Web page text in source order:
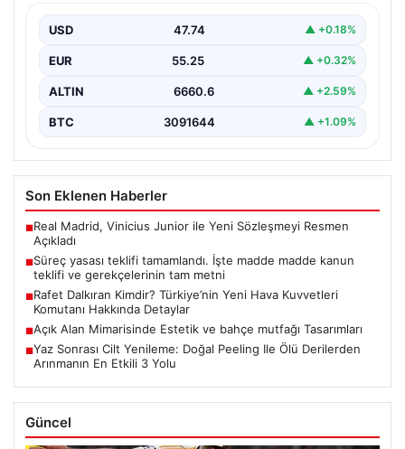
USD 47.74 ▲ +0.18%
EUR 55.25 ▲ +0.32%
ALTIN 6660.6 ▲ +2.59%
BTC 3091644 ▲ +1.09%
Son Eklenen Haberler
■Real Madrid, Vinicius Junior ile Yeni Sözleşmeyi Resmen
Açıkladı
■Süreç yasası teklifi tamamlandı. İşte madde madde kanun
teklifi ve gerekçelerinin tam metni
■Rafet Dalkıran Kimdir? Türkiye’nin Yeni Hava Kuvvetleri
Komutanı Hakkında Detaylar
■Açık Alan Mimarisinde Estetik ve bahçe mutfağı Tasarımları
■Yaz Sonrası Cilt Yenileme: Doğal Peeling Ile Ölü Derilerden
Arınmanın En Etkili 3 Yolu
Güncel